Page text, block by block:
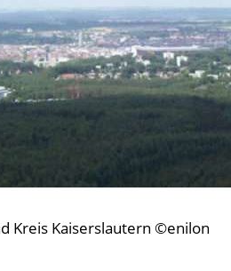
Kreis Kaiserslautern ©enilon